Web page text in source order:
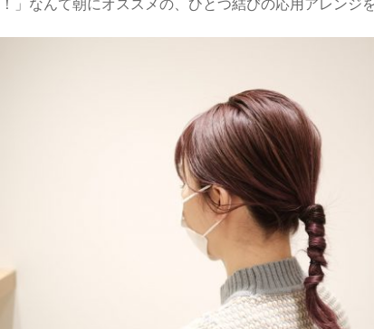
」なんて朝にオススメの、ひとつ結びの応用アレンジ